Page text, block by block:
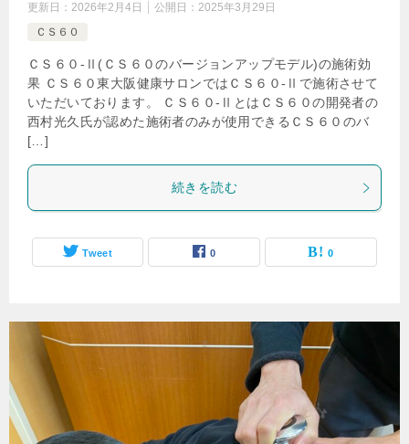
更新日： 2026年2月4日 公開日： 2025年3月29日
ＣＳ６０
ＣＳ６０-Ⅱ(ＣＳ６０のバージョンアップモデル)の施術効
果 ＣＳ６０東大阪健康サロンではＣＳ６０-Ⅱで施術させて
いただいております。 ＣＳ６０-ⅡとはＣＳ６０の開発者の
西村光久氏が認めた施術者のみが使用できるＣＳ６０のバ
[…]
続きを読む
Tweet 0 0